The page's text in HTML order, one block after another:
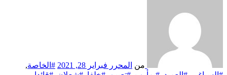
من المحرر فبراير 28, 2021 #الخاصة,